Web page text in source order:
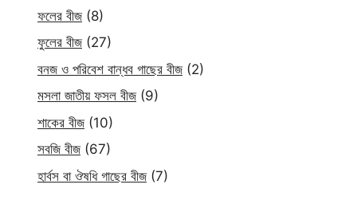
ফলের বীজ (8)
ফুলের বীজ (27)
বনজ ও পরিবেশ বান্ধব গাছের বীজ (2)
মসলা জাতীয় ফসল বীজ (9)
শাকের বীজ (10)
সবজি বীজ (67)
হার্বস বা ঔষধি গাছের বীজ (7)